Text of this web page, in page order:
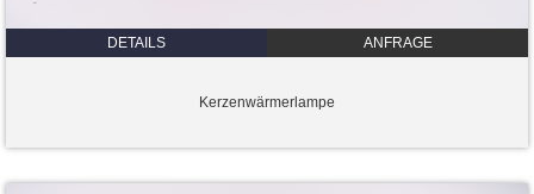
DETAILS ANFRAGE
Kerzenwärmerlampe